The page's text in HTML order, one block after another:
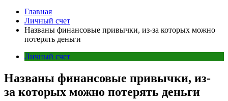
Главная
Личный счет
Названы финансовые привычки, из-за которых можно
потерять деньги
Личный счет
Названы финансовые привычки, из-
за которых можно потерять деньги